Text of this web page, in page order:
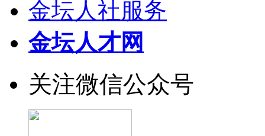
金坛人社服务
金坛人才网
关注微信公众号